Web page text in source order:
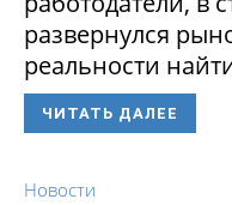
развернулся
реальности
ЧИТАТЬ ДАЛЕЕ
Новости